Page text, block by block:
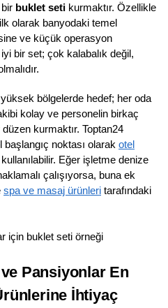
buklet seti kurmaktır. Özellikle
olarak banyodaki temel
ve küçük operasyon
bir set; çok kalabalık değil,
bölgelerde hedef; her oda
kolay ve personelin birkaç
kurmaktır. Toptan24
noktası olarak otel
Eğer işletme denize
çalışıyorsa, buna ek
spa ve masaj ürünleri tarafındaki
Pansiyonlar En
İhtiyaç